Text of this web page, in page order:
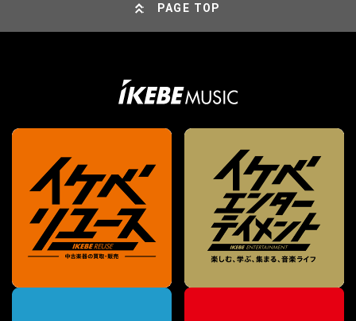
PAGE TOP